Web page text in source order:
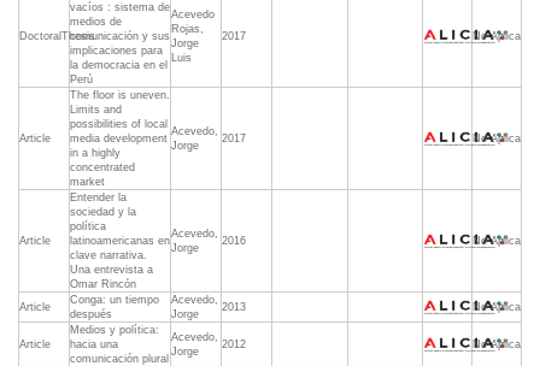
DoctoralThesis
vacíos : sistema de
medios de
comunicación y sus
implicaciones para
la democracia en el
Perú
Acevedo
Rojas,
Jorge
Luis
2017 No Aplica
Article
The floor is uneven.
Limits and
possibilities of local
media development
in a highly
concentrated
market
Acevedo,
Jorge
2017 No Aplica
Article
Entender la
sociedad y la
política
latinoamericanas en
clave narrativa.
Una entrevista a
Omar Rincón
Acevedo,
Jorge
2016 No Aplica
Article
Conga: un tiempo
después
Acevedo,
Jorge
2013 No Aplica
Article
Medios y política:
hacia una
comunicación plural
Acevedo,
Jorge
2012 No Aplica